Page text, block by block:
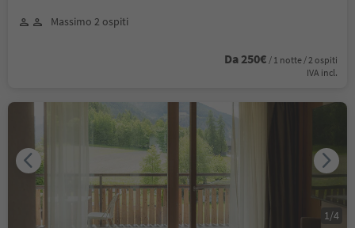
Massimo 2 ospiti
Da 250€ / 1 notte / 2 ospiti
IVA incl.
1/4